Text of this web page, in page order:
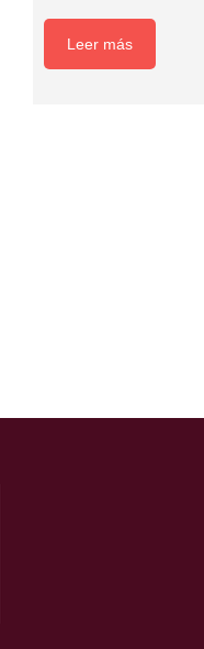
Leer más